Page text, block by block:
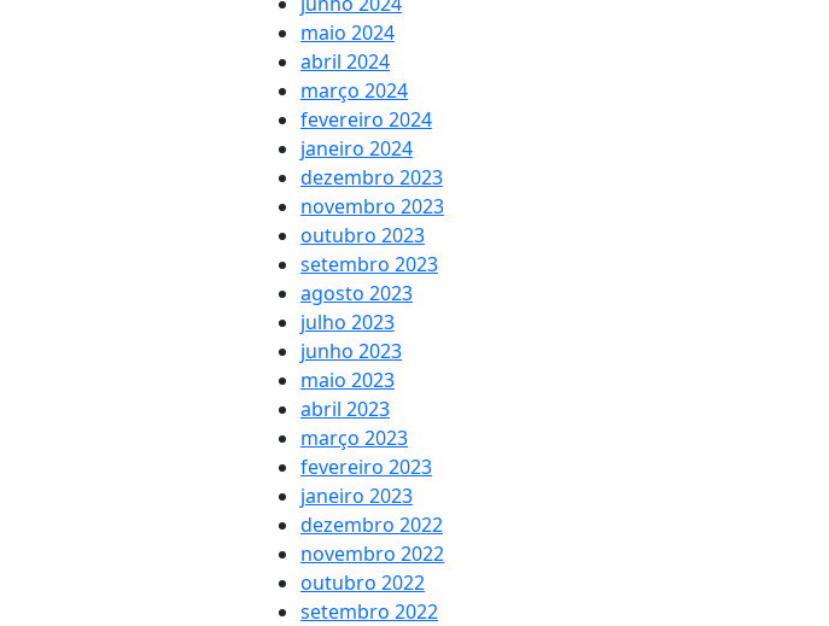
maio 2024
abril 2024
março 2024
fevereiro 2024
janeiro 2024
dezembro 2023
novembro 2023
outubro 2023
setembro 2023
agosto 2023
julho 2023
junho 2023
maio 2023
abril 2023
março 2023
fevereiro 2023
janeiro 2023
dezembro 2022
novembro 2022
outubro 2022
setembro 2022